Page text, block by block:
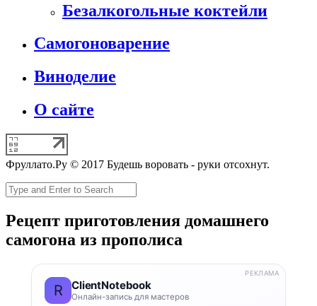
Безалкогольные коктейли
Самогоноварение
Виноделие
О сайте
Фруллато.Ру © 2017 Будешь воровать - руки отсохнут.
Рецепт приготовления домашнего
самогона из прополиса
R ClientNotebook
Онлайн-запись для мастеров
РЕКЛАМА